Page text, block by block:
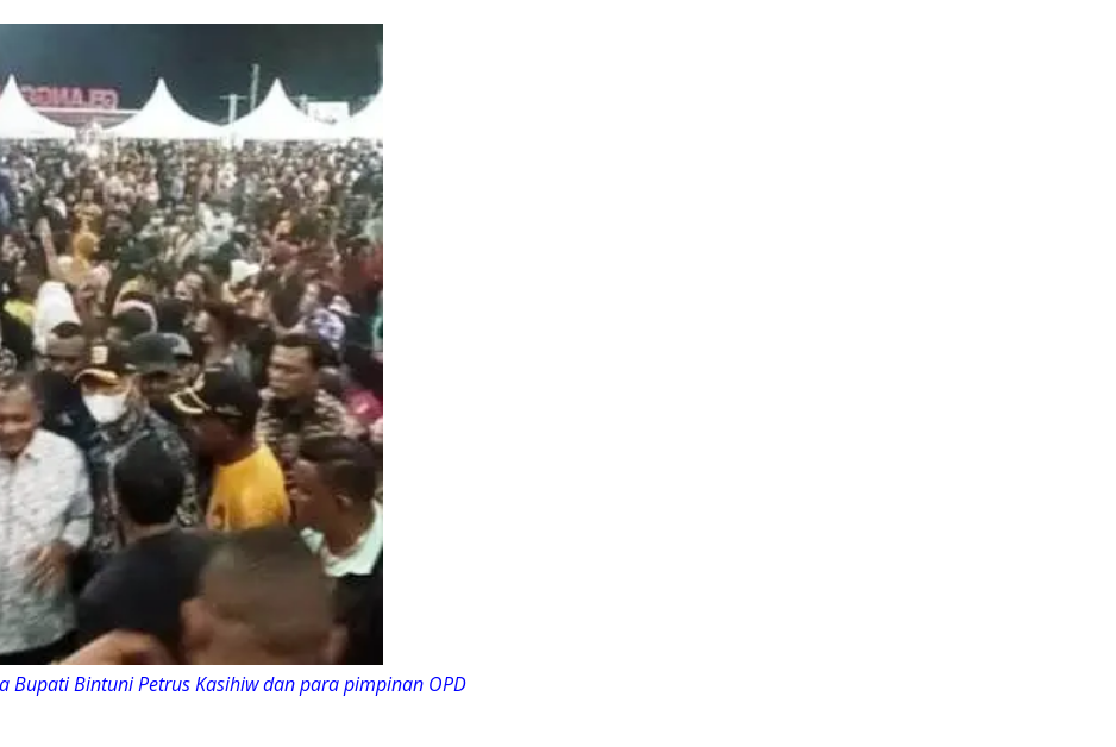
Bupati Bintuni Petrus Kasihiw dan para pimpinan OPD